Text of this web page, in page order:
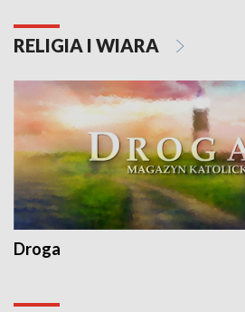
RELIGIA I WIARA
Droga